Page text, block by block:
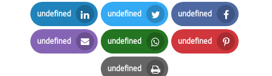
undefined
Facebook
undefined
Twitter
undefined
LinkedIn
undefined
Pinterest
undefined
Whatsapp
undefined
Email
undefined